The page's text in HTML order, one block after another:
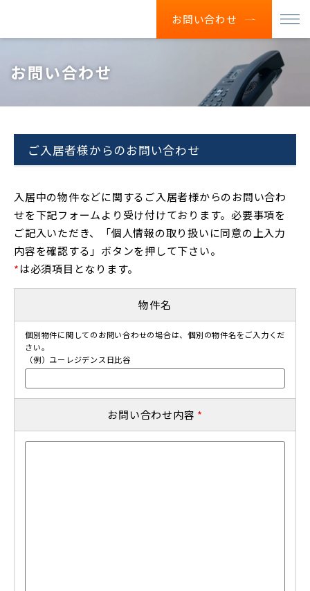
お問い合わせ
お問い合わせ
ご入居者様からのお問い合わせ
入居中の物件などに関するご入居者様からのお問い合わ
せを下記フォームより受け付けております。必要事項を
ご記入いただき、「個人情報の取り扱いに同意の上入力
内容を確認する」ボタンを押して下さい。
*は必須項目となります。
物件名
個別物件に関してのお問い合わせの場合は、個別の物件名をご入力くだ
さい。
（例）ユーレジデンス日比谷
お問い合わせ内容 *